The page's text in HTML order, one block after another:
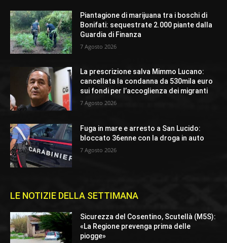
Piantagione di marijuana tra i boschi di
Bonifati: sequestrate 2.000 piante dalla
Guardia di Finanza
7 Agosto 2026
La prescrizione salva Mimmo Lucano:
cancellata la condanna da 530mila euro
sui fondi per l’accoglienza dei migranti
7 Agosto 2026
Fuga in mare e arresto a San Lucido:
bloccato 36enne con la droga in auto
7 Agosto 2026
LE NOTIZIE DELLA SETTIMANA
Sicurezza del Cosentino, Scutellà (M5S):
«La Regione prevenga prima delle
piogge»